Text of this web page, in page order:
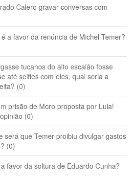
Calero gravar conversas com
a favor da renúncia de Michel Temer?
tucanos do alto escalão fosse
até selfies com eles, qual seria a
(0)
prisão de Moro proposta por Lula!
(0)
será que Temer proibiu divulgar gastos
(0)
favor da soltura de Eduardo Cunha?